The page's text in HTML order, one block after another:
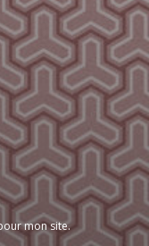
mon site.